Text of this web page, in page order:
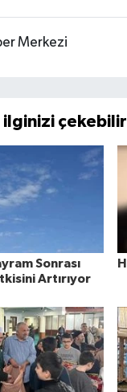
Merkezi
ilginizi çekebilir
Sonrası
Artırıyor